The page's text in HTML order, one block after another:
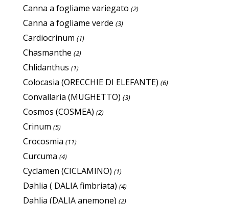
Canna a fogliame variegato (2)
Canna a fogliame verde (3)
Cardiocrinum (1)
Chasmanthe (2)
Chlidanthus (1)
Colocasia (ORECCHIE DI ELEFANTE) (6)
Convallaria (MUGHETTO) (3)
Cosmos (COSMEA) (2)
Crinum (5)
Crocosmia (11)
Curcuma (4)
Cyclamen (CICLAMINO) (1)
Dahlia ( DALIA fimbriata) (4)
Dahlia (DALIA anemone) (2)